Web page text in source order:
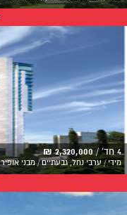
4 חד' / 2,320,000 ₪
מידי / ערבי נחל, גבעתיים / מבני אופיר